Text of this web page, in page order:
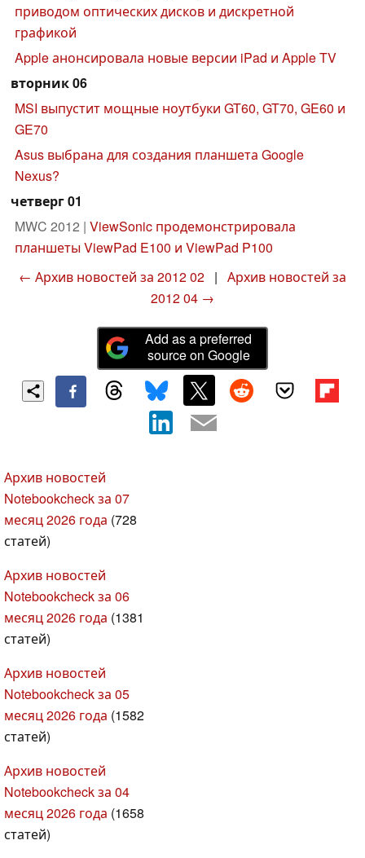
приводом оптических дисков и дискретной
графикой
Apple анонсировала новые версии iPad и Apple TV
вторник 06
MSI выпустит мощные ноутбуки GT60, GT70, GE60 и
GE70
Asus выбрана для создания планшета Google
Nexus?
четверг 01
MWC 2012 | ViewSonic продемонстрировала
планшеты ViewPad E100 и ViewPad P100
← Архив новостей за 2012 02 | Архив новостей за
2012 04 →
Add as a preferred
source on Google
Архив новостей
Notebookcheck за 07
месяц 2026 года (728
статей)
Архив новостей
Notebookcheck за 06
месяц 2026 года (1381
статей)
Архив новостей
Notebookcheck за 05
месяц 2026 года (1582
статей)
Архив новостей
Notebookcheck за 04
месяц 2026 года (1658
статей)